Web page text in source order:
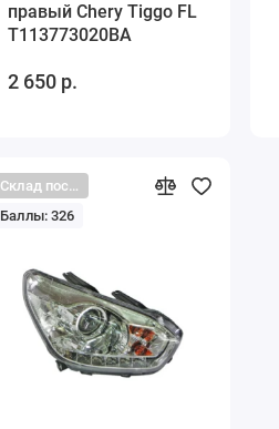
правый Chery Tiggo FL
T113773020BA
2 650 р.
Склад поставщика
Баллы: 326